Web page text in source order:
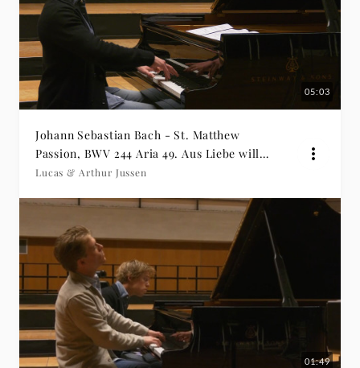
05:03
Johann Sebastian Bach - St. Matthew
Passion, BWV 244 Aria 49. Aus Liebe will
mein Heiland sterben – Arr. for for Piano
Anderson)
Lucas & Arthur Jussen
01:49